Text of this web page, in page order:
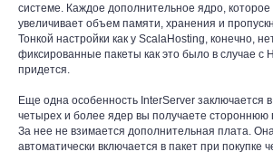
системе. Каждое дополнительное ядро, которое
увеличивает объем памяти, хранения и
Тонкой настройки как у ScalaHosting, конечно,
фиксированные пакеты как это было в случае с
придется.
Еще одна особенность InterServer заключается в
четырех и более ядер вы получаете стороннюю
За нее не взимается дополнительная плата.
автоматически включается в пакет при покупке